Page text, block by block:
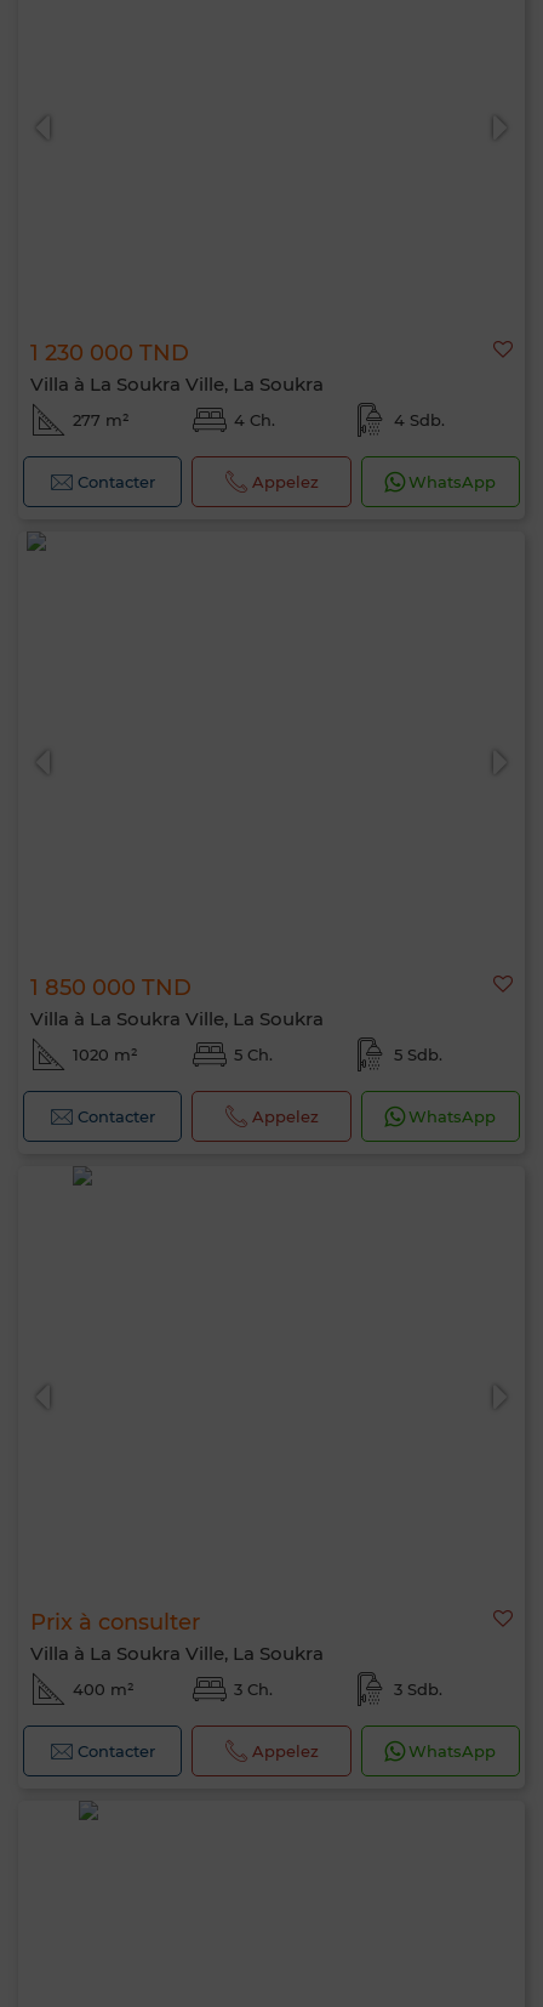
1 230 000 TND
Villa à La Soukra Ville, La Soukra
277 m² 4 Ch. 4 Sdb.
Contacter Appelez WhatsApp
1 850 000 TND
Villa à La Soukra Ville, La Soukra
1020 m² 5 Ch. 5 Sdb.
Contacter Appelez WhatsApp
Prix à consulter
Villa à La Soukra Ville, La Soukra
400 m² 3 Ch. 3 Sdb.
Contacter Appelez WhatsApp